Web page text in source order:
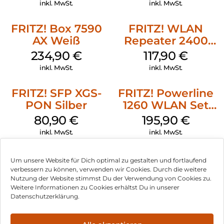
Um unsere Website für Dich optimal zu gestalten und fortlaufend
verbessern zu können, verwenden wir Cookies. Durch die weitere
Nutzung der Website stimmst Du der Verwendung von Cookies zu.
Weitere Informationen zu Cookies erhältst Du in unserer
Datenschutzerklärung.
inkl. MwSt. inkl. MwSt.
FRITZ! Box 7590
AX Weiß
234,90 €
inkl. MwSt.
FRITZ! WLAN
Repeater 2400
Weiß
117,90€
inkl. MwSt.
FRITZ! SFP XGS-
PON Silber
80,90€
inkl. MwSt.
FRITZ! Powerline
1260 WLAN Set
Weiß
195,90 €
inkl. MwSt.
Impressum